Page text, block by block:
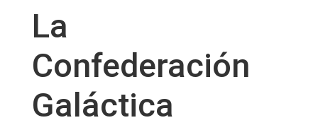
La
Confederación
Galáctica